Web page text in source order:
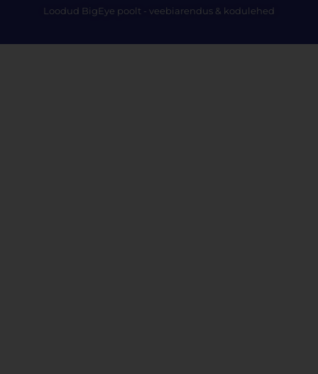
Loodud BigEye poolt - veebiarendus & kodulehed